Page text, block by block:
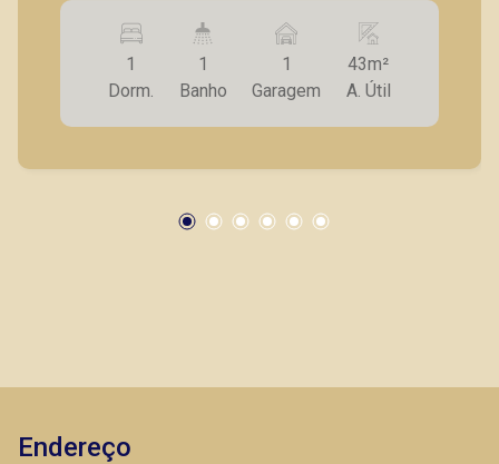
ambientes; - Sacada ampla; - Cozinha planejada;
- Lavanderia com divisória; - 01 vaga de
garagem. A Piramid tem como objetivo atender
seus clientes com agilidade e segurança, em
locação, vendas de imóveis prontos, usados ou
de Ribeirão Preto.
1
Dorm.
1
Banho
1
Garagem
43m²
A. Útil
Endereço